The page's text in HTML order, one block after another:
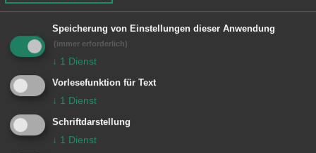
Dienstleistungen
Leistungsverzeichnis für Tiefbau
Unsere Anschrift
Speicherung von Einstellungen dieser Anwendung
(immer erforderlich)
↓ 1 Dienst
Vorlesefunktion für Text
↓ 1 Dienst
Schriftdarstellung
↓ 1 Dienst